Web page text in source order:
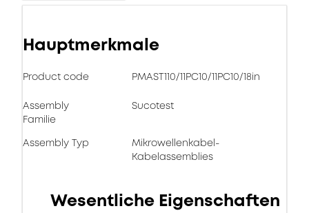
Hauptmerkmale
Product code PMAST110/11PC10/11PC10/18in
Assembly
Familie
Sucotest
Assembly Typ
Mikrowellenkabel-
Kabelassemblies
Wesentliche Eigenschaften